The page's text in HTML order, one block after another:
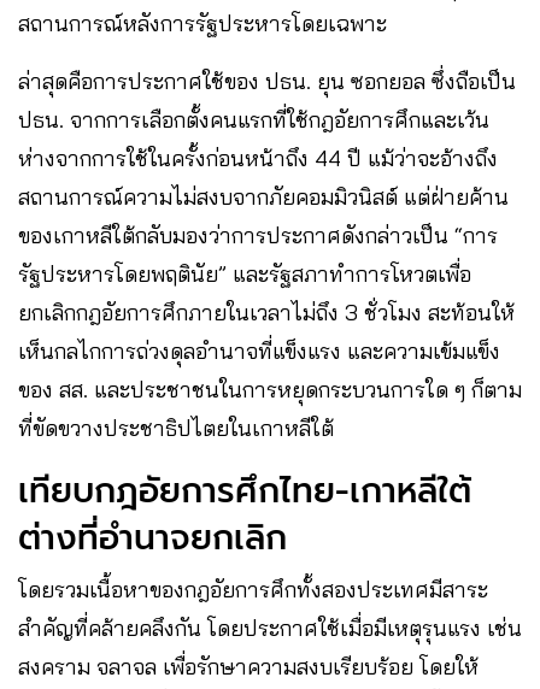
สถานการณ์หลังการรัฐประหารโดยเฉพาะ
ล่าสุดคือการประกาศใช้ของ ปธน. ยุน ซอกยอล ซึ่งถือเป็น
ปธน. จากการเลือกตั้งคนแรกที่ใช้กฎอัยการศึกและเว้น
ห่างจากการใช้ในครั้งก่อนหน้าถึง 44 ปี แม้ว่าจะอ้างถึง
สถานการณ์ความไม่สงบจากภัยคอมมิวนิสต์ แต่ฝ่ายค้าน
ของเกาหลีใต้กลับมองว่าการประกาศดังกล่าวเป็น “การ
รัฐประหารโดยพฤตินัย” และรัฐสภาทำการโหวตเพื่อ
ยกเลิกกฎอัยการศึกภายในเวลาไม่ถึง 3 ชั่วโมง สะท้อนให้
เห็นกลไกการถ่วงดุลอำนาจที่แข็งแรง และความเข้มแข็ง
ของ สส. และประชาชนในการหยุดกระบวนการใด ๆ ก็ตาม
ที่ขัดขวางประชาธิปไตยในเกาหลีใต้
เทียบกฎอัยการศึกไทย-เกาหลีใต้
ต่างที่อำนาจยกเลิก
โดยรวมเนื้อหาของกฎอัยการศึกทั้งสองประเทศมีสาระ
สำคัญที่คล้ายคลึงกัน โดยประกาศใช้เมื่อมีเหตุรุนแรง เช่น
สงคราม จลาจล เพื่อรักษาความสงบเรียบร้อย โดยให้